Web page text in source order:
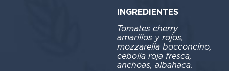
INGREDIENTES
Tomates cherry
amarillos y rojos,
mozzarella bocconcino,
cebolla roja fresca,
anchoas, albahaca.